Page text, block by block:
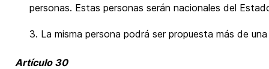
personas. Estas personas serán nacionales del
3. La misma persona podrá ser propuesta más de
Artículo 30